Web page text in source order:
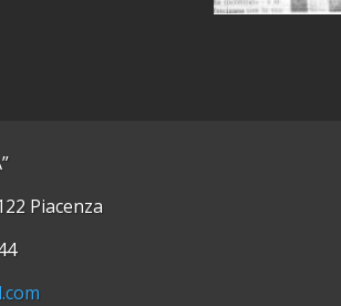
Piacenza